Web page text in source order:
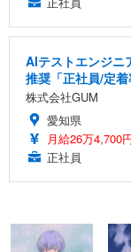
AIテストエンジニ
推奨「正社員/定
株式会社GUM
愛知県
月給26万4,700
正社員